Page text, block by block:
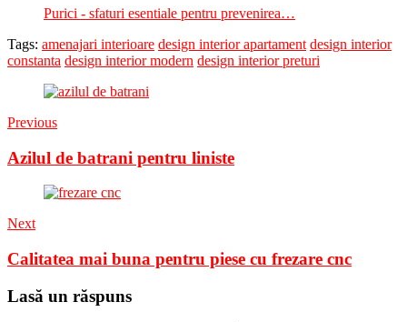
Purici - sfaturi esentiale pentru prevenirea…
Tags: amenajari interioare design interior apartament design interior
constanta design interior modern design interior preturi
Previous
Azilul de batrani pentru liniste
Next
Calitatea mai buna pentru piese cu frezare cnc
Lasă un răspuns